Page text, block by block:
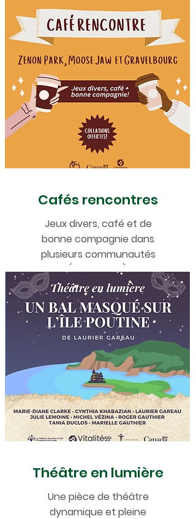
Cafés rencontres
Jeux divers, café et de
bonne compagnie dans
plusieurs communautés
(2025-2026).
Théâtre en lumière
Une pièce de théâtre
dynamique et pleine